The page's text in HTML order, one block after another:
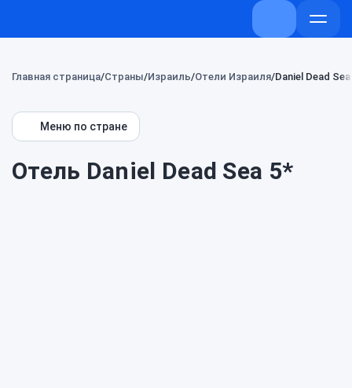
+7 (800) 707-
Главная страница Страны Израиль Отели Израиля Daniel Dead Sea
Меню по стране
Отель Daniel Dead Sea 5*